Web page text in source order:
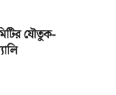
যৌতুক-